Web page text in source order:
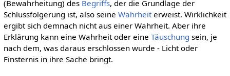
(Bewahrheitung) des Begriffs, der die Grundlage der
Schlussfolgerung ist, also seine Wahrheiterweist. Wirklichkeit
ergibt sich demnach nicht aus einer Wahrheit. Aber ihre
Erklärung kann eine Wahrheit oder eine Täuschung sein, je
nach dem, was daraus erschlossen wurde - Licht oder
Finsternis in ihre Sache bringt.